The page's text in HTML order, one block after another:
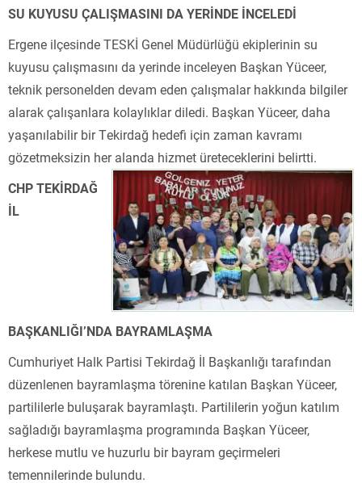
SU KUYUSU ÇALIŞMASINI DA YERİNDE İNCELEDİ
Ergene ilçesinde TESKİ Genel Müdürlüğü ekiplerinin su
kuyusu çalışmasını da yerinde inceleyen Başkan Yüceer,
teknik personelden devam eden çalışmalar hakkında bilgiler
alarak çalışanlara kolaylıklar diledi. Başkan Yüceer, daha
yaşanılabilir bir Tekirdağ hedefi için zaman kavramı
gözetmeksizin her alanda hizmet üreteceklerini belirtti.
CHP TEKİRDAĞ
İL
BAŞKANLIĞI’NDA BAYRAMLAŞMA
Cumhuriyet Halk Partisi Tekirdağ İl Başkanlığı tarafından
düzenlenen bayramlaşma törenine katılan Başkan Yüceer,
partililerle buluşarak bayramlaştı. Partililerin yoğun katılım
sağladığı bayramlaşma programında Başkan Yüceer,
herkese mutlu ve huzurlu bir bayram geçirmeleri
temennilerinde bulundu.